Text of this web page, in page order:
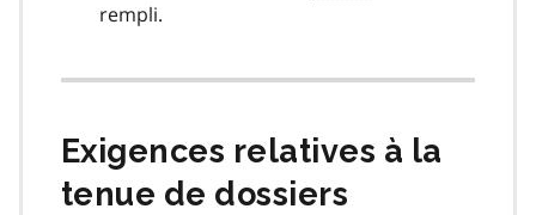
rempli.
Exigences relatives à la
tenue de dossiers